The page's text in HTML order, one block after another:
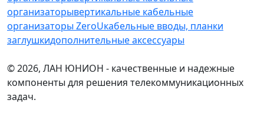
организаторывертикальные кабельные
организаторы ZeroUкабельные вводы, планки
заглушкидополнительные аксессуары
© 2026, ЛАН ЮНИОН - качественные и надежные
компоненты для решения телекоммуникационных
задач.